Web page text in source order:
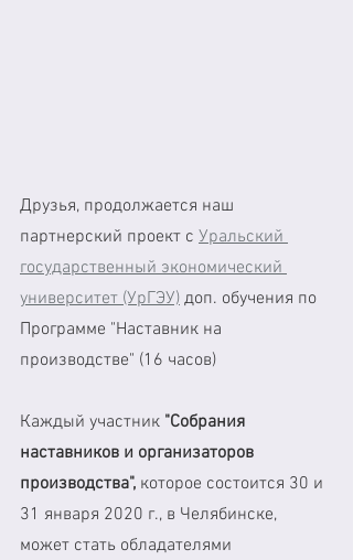
Друзья, продолжается наш
партнерский проект с Уральский
государственный экономический
университет (УрГЭУ) доп. обучения по
Программе "Наставник на
производстве" (16 часов)
Каждый участник "Собрания
наставников и организаторов
производства", которое состоится 30 и
31 января 2020 г., в Челябинске,
может стать обладателями